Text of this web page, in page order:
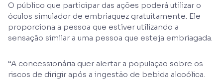
O público que participar das ações poderá utilizar o
óculos simulador de embriaguez gratuitamente. Ele
proporciona a pessoa que estiver utilizando a
sensação similar a uma pessoa que esteja embriagada.
“A concessionária quer alertar a população sobre os
riscos de dirigir após a ingestão de bebida alcoólica.